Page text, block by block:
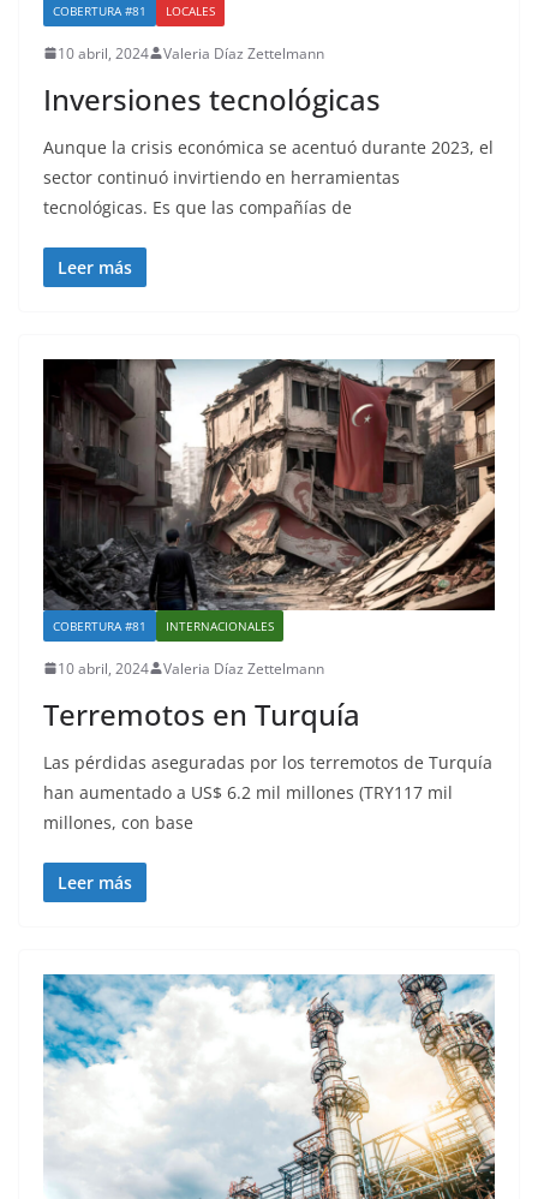
COBERTURA #81 LOCALES
10 abril, 2024 Valeria Díaz Zettelmann
Inversiones tecnológicas
Aunque la crisis económica se acentuó durante 2023, el
sector continuó invirtiendo en herramientas
tecnológicas. Es que las compañías de
Leer más
COBERTURA #81 INTERNACIONALES
10 abril, 2024 Valeria Díaz Zettelmann
Terremotos en Turquía
Las pérdidas aseguradas por los terremotos de Turquía
han aumentado a US$ 6.2 mil millones (TRY117 mil
millones, con base
Leer más